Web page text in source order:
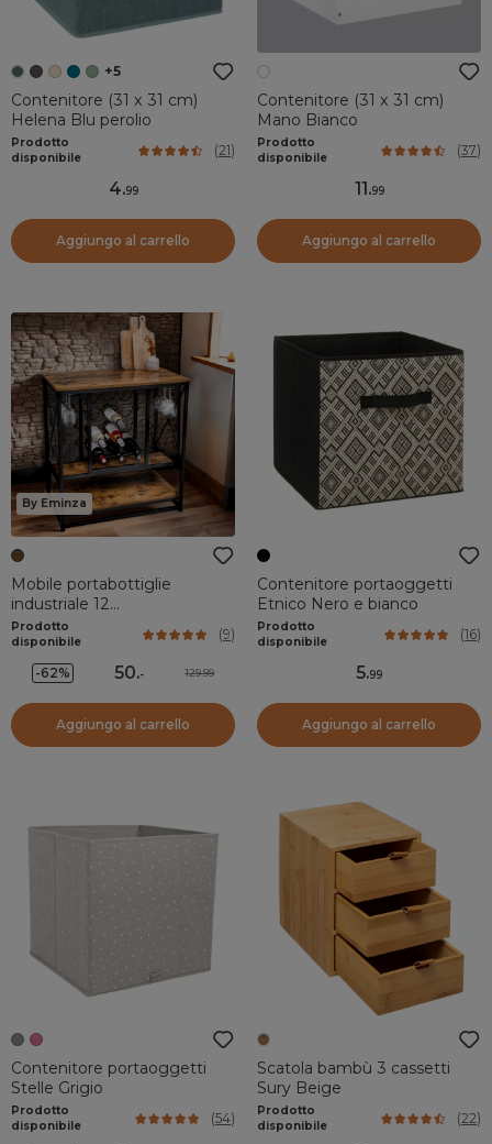
+5
Contenitore (31 x 31 cm)
Helena Blu perolio
Prodotto
disponibile
(21)
4.99
Aggiungo al carrello
Contenitore (31 x 31 cm)
Mano Bianco
Prodotto
disponibile
(37)
11.99
Aggiungo al carrello
By Eminza
Mobile portabottiglie
industriale 12
scompartimenti e
portabicchieri (Alt 86 cm)
Louis Marrone
Prodotto
disponibile
(9)
-62% 50.- 129.99
Aggiungo al carrello
Contenitore portaoggetti
Etnico Nero e bianco
Prodotto
disponibile
(16)
5.99
Aggiungo al carrello
Contenitore portaoggetti
Stelle Grigio
Prodotto
disponibile
(54)
Scatola bambù 3 cassetti
Sury Beige
Prodotto
disponibile
(22)